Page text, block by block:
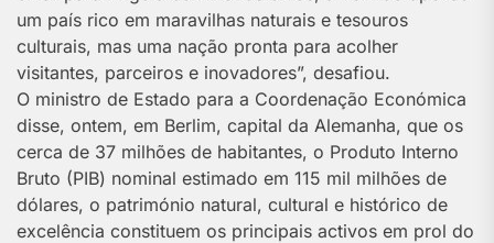
um país rico em maravilhas naturais e tesouros
culturais, mas uma nação pronta para acolher
visitantes, parceiros e inovadores”, desafiou.
O ministro de Estado para a Coordenação Económica
disse, ontem, em Berlim, capital da Alemanha, que os
cerca de 37 milhões de habitantes, o Produto Interno
Bruto (PIB) nominal estimado em 115 mil milhões de
dólares, o património natural, cultural e histórico de
excelência constituem os principais activos em prol do